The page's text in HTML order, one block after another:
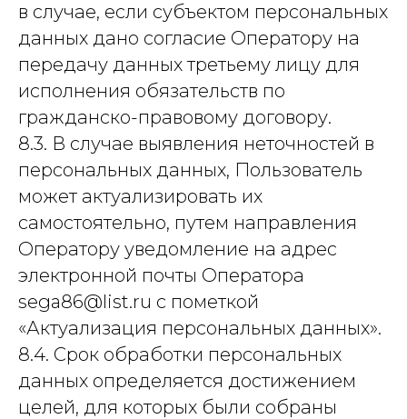
в случае, если субъектом персональных
данных дано согласие Оператору на
передачу данных третьему лицу для
исполнения обязательств по
гражданско-правовому договору.
8.3. В случае выявления неточностей в
персональных данных, Пользователь
может актуализировать их
самостоятельно, путем направления
Оператору уведомление на адрес
электронной почты Оператора
sega86@list.ru с пометкой
«Актуализация персональных данных».
8.4. Срок обработки персональных
данных определяется достижением
целей, для которых были собраны